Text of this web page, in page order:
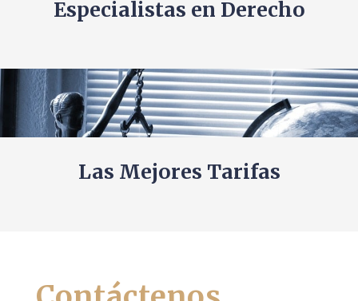
Especialistas en Derecho
Las Mejores Tarifas